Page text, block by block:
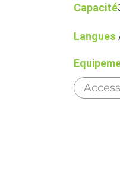
Capacité
Langues